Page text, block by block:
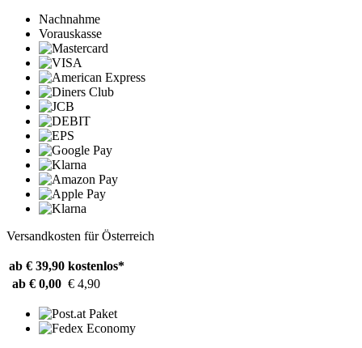
Nachnahme
Vorauskasse
Versandkosten für Österreich
ab € 39,90 kostenlos*
ab € 0,00 € 4,90